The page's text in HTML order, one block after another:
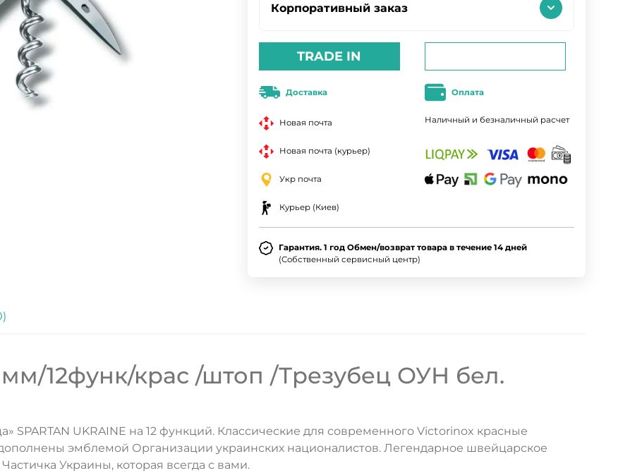
Корпоративный заказ
TRADE IN
Доставка
Новая почта
Новая почта (курьер)
Укр почта
Курьер (Киев)
Оплата
Наличный и безналичный расчет
Гарантия. 1 год Обмен/возврат товара в течение 14 дней
(Собственный сервисный центр)
12функ/крас /штоп /Трезубец ОУН бел.
SPARTAN UKRAINE на 12 функций. Классические для современного Victorinox красные
эмблемой Организации украинских националистов. Легендарное швейцарское
Украины, которая всегда с вами.